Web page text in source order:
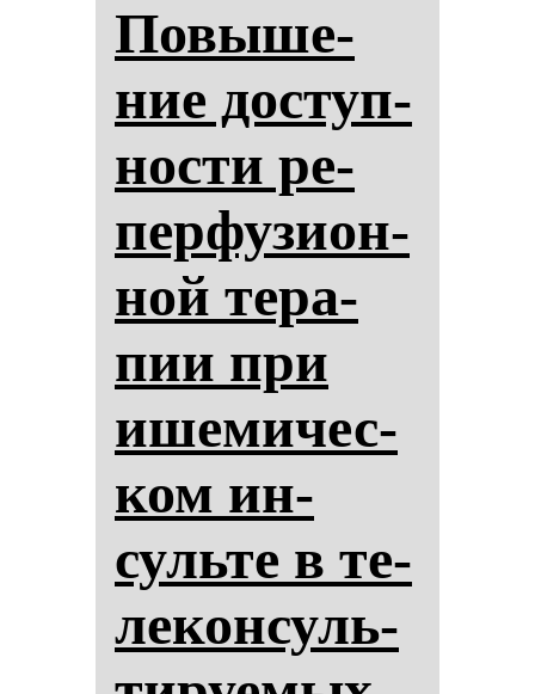
По­вы­ше­
ние дос­туп­
нос­ти ре­
пер­фу­зи­он­
ной те­ра­
пии при
ише­ми­чес­
ком ин­
суль­те в те­
ле­кон­суль­